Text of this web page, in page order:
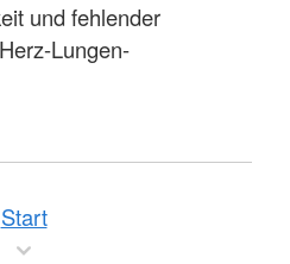
und fehlender
Lungen-
Start